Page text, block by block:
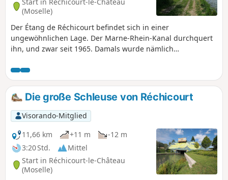
(Moselle)
Der Étang de Réchicourt befindet sich in einer
ungewöhnlichen Lage. Der Marne-Rhein-Kanal durchquert
ihn, und zwar seit 1965. Damals wurde nämlich
auf fast sechs Schleusen des alten Kanals verzichten
konnte. Daher ist ein Abschnitt der Strecke ein Weg, an
dessen beiden Seiten sich jeweils ein Teil des Sees befindet.
Eine der großen Sehenswürdigkeiten ist auch die Grande
Écluse, die mit zahlreichen Einrichtungen für Touristen
ausgestattet ist.
Die große Schleuse von Réchicourt
Visorando-Mitglied
11,66 km
+11 m
-12 m
3:20 Std.
Mittel
Start in Réchicourt-le-Château
(Moselle)